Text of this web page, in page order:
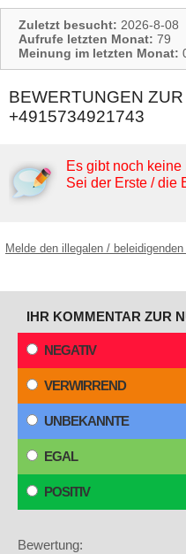
Zuletzt besucht: 2026-8-08
Aufrufe letzten Monat: 79
Meinung im letzten Monat:
BEWERTUNGEN
+4915734921743
Es gibt noch
Sei der Erste / die
Melde den illegalen /
IHR KOMMENTAR ZUR
NEGATIV
VERWIRREND
UNBEKANNTE
EGAL
POSITIV
Bewertung: